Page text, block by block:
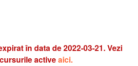
în data de 2022-03-21. Vezi
activeaici.